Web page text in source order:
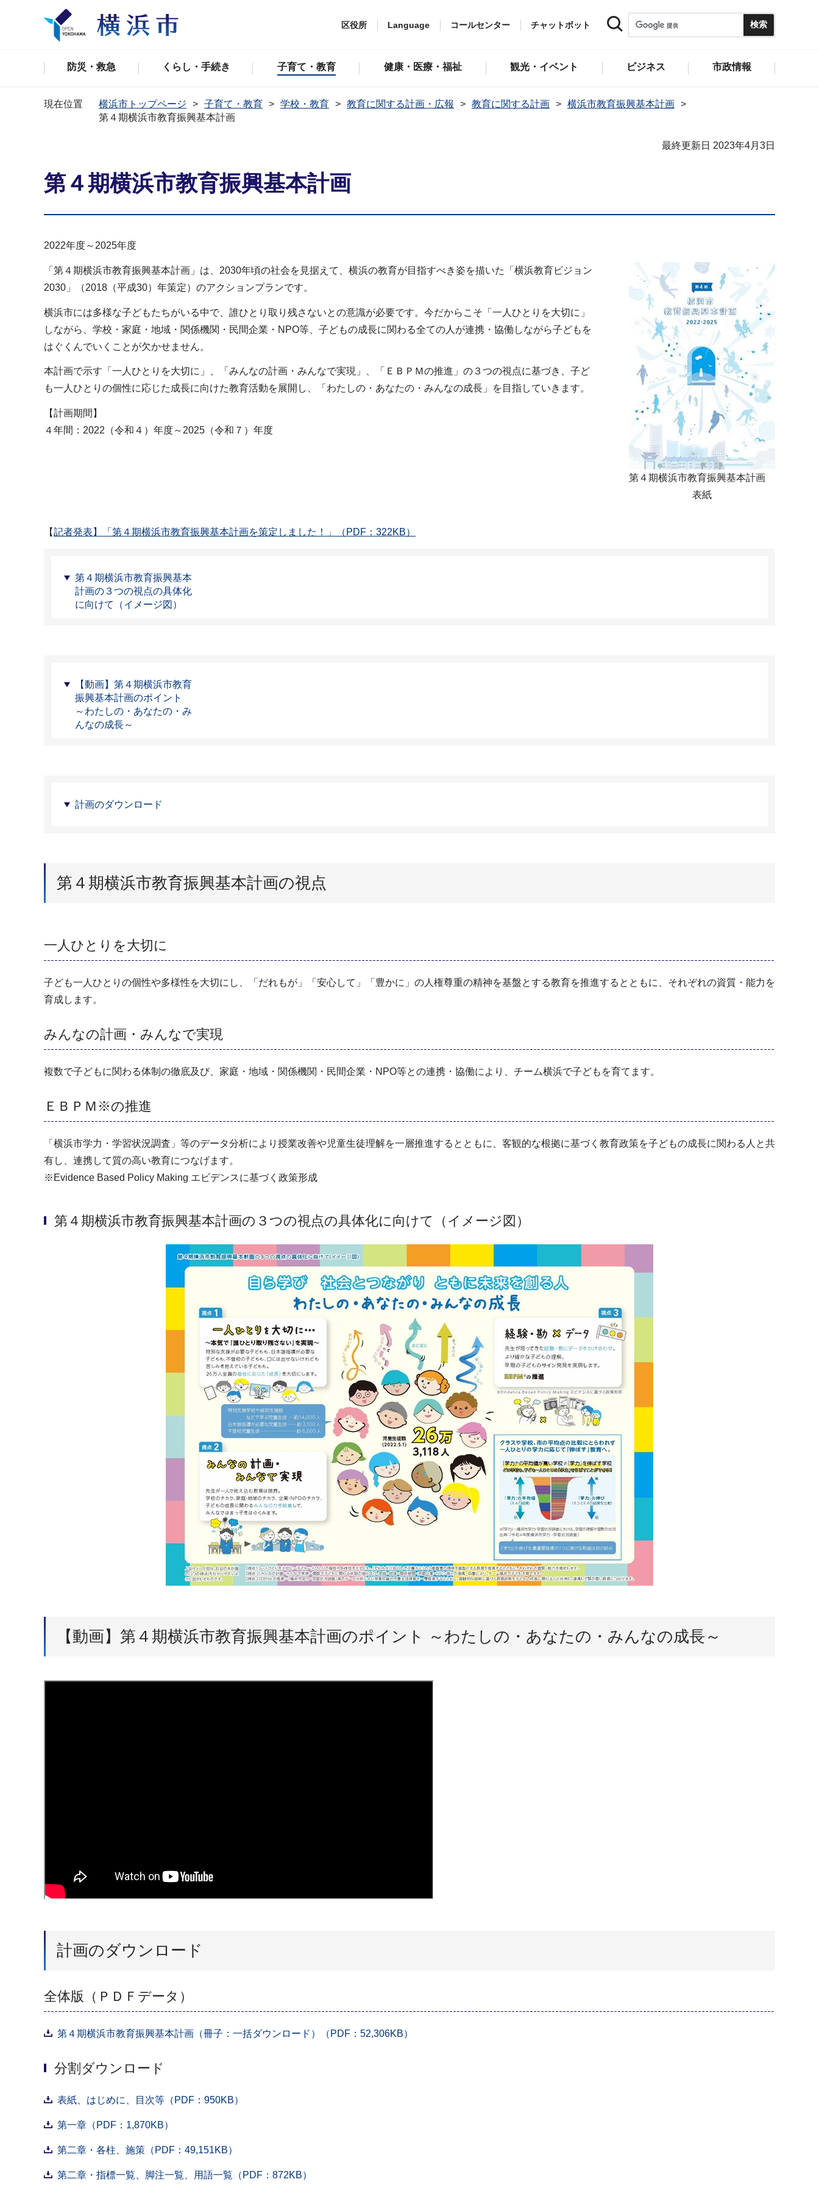
区役所 Language コールセンター チャットボット
防災・救急 くらし・手続き 子育て・教育 健康・医療・福祉 観光・イベント ビジネス 市政情報
現在位置 横浜市トップページ 子育て・教育 学校・教育 教育に関する計画・広報 教育に関する計画
横浜市教育振興基本計画
第４期横浜市教育振興基本計画
最終更新日 2023年4月3日
第４期横浜市教育振興基本計画
2022年度～2025年度
第４期横浜市教育振興基本計画
表紙
「第４期横浜市教育振興基本計画」は、2030年頃の社会を見据えて、横浜の教育が目指すべき姿を描いた「横浜教育ビジョン
2030」（2018（平成30）年策定）のアクションプランです。
横浜市には多様な子どもたちがいる中で、誰ひとり取り残さないとの意識が必要です。今だからこそ「一人ひとりを大切に」
しながら、学校・家庭・地域・関係機関・民間企業・NPO等、子どもの成長に関わる全ての人が連携・協働しながら子どもを
はぐくんでいくことが欠かせません。
本計画で示す「一人ひとりを大切に」、「みんなの計画・みんなで実現」、「ＥＢＰＭの推進」の３つの視点に基づき、子ど
も一人ひとりの個性に応じた成長に向けた教育活動を展開し、「わたしの・あなたの・みんなの成長」を目指していきます。
【計画期間】
４年間：2022（令和４）年度～2025（令和７）年度
【記者発表】「第４期横浜市教育振興基本計画を策定しました！」（PDF：322KB）
第４期横浜市教育振興基本
計画の３つの視点の具体化
に向けて（イメージ図）
【動画】第４期横浜市教育
振興基本計画のポイント
～わたしの・あなたの・み
んなの成長～
計画のダウンロード
第４期横浜市教育振興基本計画の視点
一人ひとりを大切に
子ども一人ひとりの個性や多様性を大切にし、「だれもが」「安心して」「豊かに」の人権尊重の精神を基盤とする教育を推進するとともに、それぞれの資質・能力を
育成します。
みんなの計画・みんなで実現
複数で子どもに関わる体制の徹底及び、家庭・地域・関係機関・民間企業・NPO等との連携・協働により、チーム横浜で子どもを育てます。
ＥＢＰＭ※の推進
「横浜市学力・学習状況調査」等のデータ分析により授業改善や児童生徒理解を一層推進するとともに、客観的な根拠に基づく教育政策を子どもの成長に関わる人と共
有し、連携して質の高い教育につなげます。
※Evidence Based Policy Making エビデンスに基づく政策形成
第４期横浜市教育振興基本計画の３つの視点の具体化に向けて（イメージ図）
【動画】第４期横浜市教育振興基本計画のポイント ～わたしの・あなたの・みんなの成長～
計画のダウンロード
全体版（ＰＤＦデータ）
第４期横浜市教育振興基本計画（冊子：一括ダウンロード）（PDF：52,306KB）
分割ダウンロード
表紙、はじめに、目次等（PDF：950KB）
第一章（PDF：1,870KB）
第二章・各柱、施策（PDF：49,151KB）
第二章・指標一覧、脚注一覧、用語一覧（PDF：872KB）